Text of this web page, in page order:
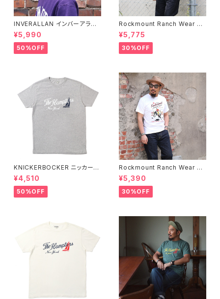
INVERALLAN インバーアラン 1
00%ピュアウール ニットキャッ
プ 全8色
¥5,990
50%OFF
Rockmount Ranch Wear ロ
ックマウント ランチウェア Chie
f Western T-Shirt 半袖Tシャ
ツ 全2色
¥5,775
30%OFF
KNICKERBOCKER ニッカーボ
ッカー HEATHER GREY ハン
プトン Tシャツ
¥4,510
50%OFF
Rockmount Ranch Wear ロ
ックマウント ランチウェア Rock
mount Bronc Western T-Sh
irt 半袖Tシャツ 全3色
¥5,390
30%OFF